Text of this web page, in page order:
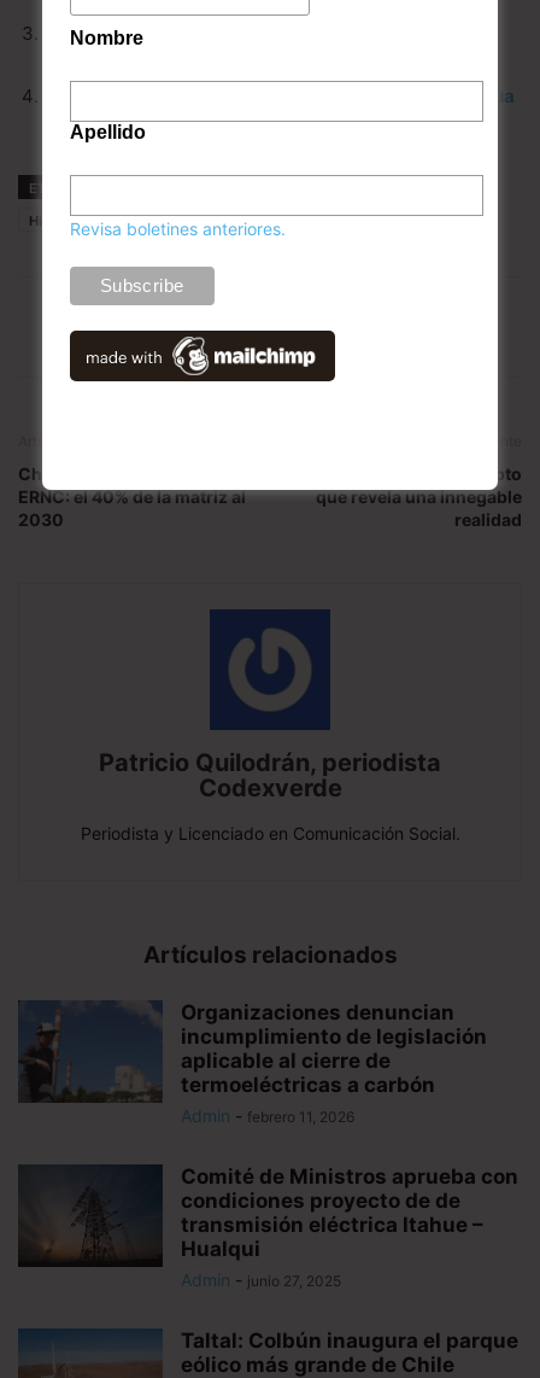
HidroAysén: ‘Se definirán acciones a seguir una vez
Contraloría da ultimátum a DGA por derechos de agua
adicionales para HidroAysén
ETIQUETAS
HidroAysén
Chile tiene nueva meta en
ERNC: el 40% de la matriz al
2030
Eco-pornografía, concepto
que revela una innegable
realidad
Patricio Quilodrán, periodista
Codexverde
Periodista y Licenciado en Comunicación Social.
Artículos relacionados
Organizaciones denuncian
incumplimiento de legislación
aplicable al cierre de
termoeléctricas a carbón
Admin - febrero 11, 2026
Comité de Ministros aprueba con
condiciones proyecto de de
transmisión eléctrica Itahue –
Hualqui
Admin - junio 27, 2025
Taltal: Colbún inaugura el parque
eólico más grande de Chile
Nombre
Apellido
Revisa boletines anteriores.